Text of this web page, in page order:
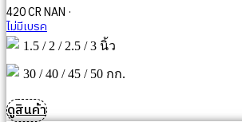
420 CR NAN ·
ไม่มีเบรค
1.5 / 2 / 2.5 / 3 นิ้ว
30 / 40 / 45 / 50 กก.
ดูสินค้า